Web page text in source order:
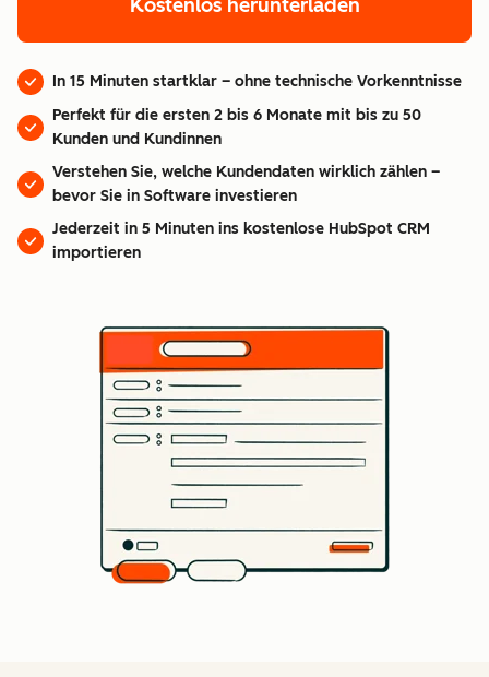
Kostenlos herunterladen
In 15 Minuten startklar – ohne technische Vorkenntnisse
Perfekt für die ersten 2 bis 6 Monate mit bis zu 50
Kunden und Kundinnen
Verstehen Sie, welche Kundendaten wirklich zählen –
bevor Sie in Software investieren
Jederzeit in 5 Minuten ins kostenlose HubSpot CRM
importieren